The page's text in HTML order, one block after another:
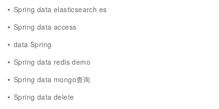
Spring data elasticsearch es
Spring data access
data Spring
Spring data redis demo
Spring data mongo查询
Spring data delete